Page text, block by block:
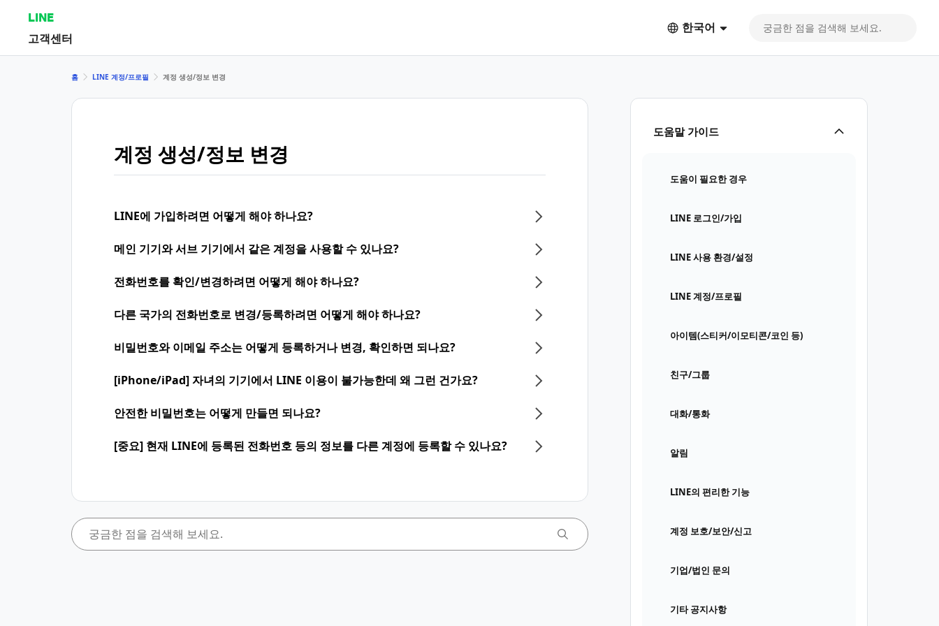
LINE
고객센터
한국어
도움말 가이드
도움이 필요한 경우
LINE 로그인/가입
LINE 사용 환경/설정
LINE 계정/프로필
아이템(스티커/이모티콘/코인 등)
친구/그룹
대화/통화
알림
LINE의 편리한 기능
계정 보호/보안/신고
기업/법인 문의
기타 공지사항
홈 LINE 계정/프로필 계정 생성/정보 변경
계정 생성/정보 변경
LINE에 가입하려면 어떻게 해야 하나요?
메인 기기와 서브 기기에서 같은 계정을 사용할 수 있나요?
전화번호를 확인/변경하려면 어떻게 해야 하나요?
다른 국가의 전화번호로 변경/등록하려면 어떻게 해야 하나요?
비밀번호와 이메일 주소는 어떻게 등록하거나 변경, 확인하면 되나요?
[iPhone/iPad] 자녀의 기기에서 LINE 이용이 불가능한데 왜 그런 건가요?
안전한 비밀번호는 어떻게 만들면 되나요?
[중요] 현재 LINE에 등록된 전화번호 등의 정보를 다른 계정에 등록할 수 있나요?